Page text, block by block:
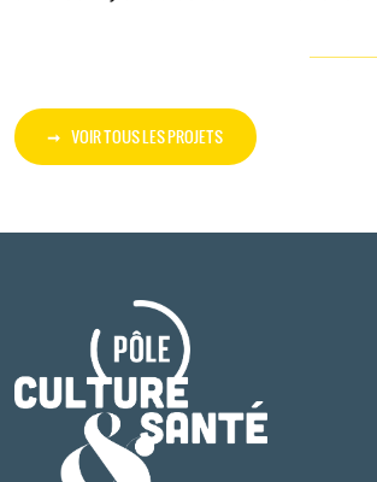
VOIR TOUS LES PROJETS